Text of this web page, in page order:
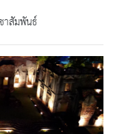
สัมพันธ์